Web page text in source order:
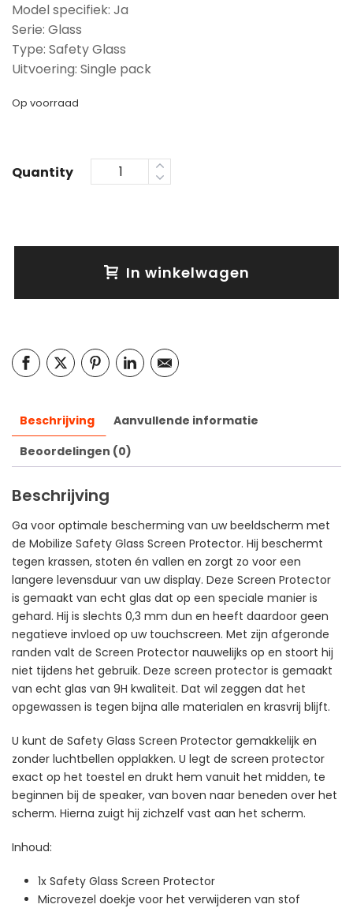
Model specifiek: Ja
Serie: Glass
Type: Safety Glass
Uitvoering: Single pack
Op voorraad
Quantity
In winkelwagen
Beschrijving
Aanvullende informatie
Beoordelingen (0)
Beschrijving
Ga voor optimale bescherming van uw beeldscherm met
de Mobilize Safety Glass Screen Protector. Hij beschermt
tegen krassen, stoten én vallen en zorgt zo voor een
langere levensduur van uw display. Deze Screen Protector
is gemaakt van echt glas dat op een speciale manier is
gehard. Hij is slechts 0,3 mm dun en heeft daardoor geen
negatieve invloed op uw touchscreen. Met zijn afgeronde
randen valt de Screen Protector nauwelijks op en stoort hij
niet tijdens het gebruik. Deze screen protector is gemaakt
van echt glas van 9H kwaliteit. Dat wil zeggen dat het
opgewassen is tegen bijna alle materialen en krasvrij blijft.
U kunt de Safety Glass Screen Protector gemakkelijk en
zonder luchtbellen opplakken. U legt de screen protector
exact op het toestel en drukt hem vanuit het midden, te
beginnen bij de speaker, van boven naar beneden over het
scherm. Hierna zuigt hij zichzelf vast aan het scherm.
Inhoud:
1x Safety Glass Screen Protector
Microvezel doekje voor het verwijderen van stof